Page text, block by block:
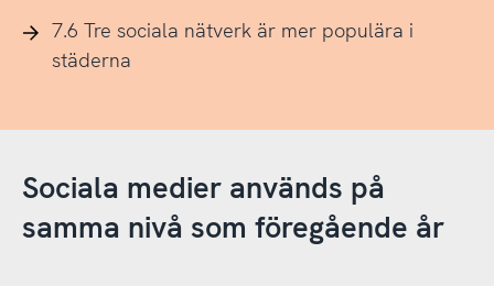
7.6 Tre sociala nätverk är mer populära i
städerna
Sociala medier används på
samma nivå som föregående år